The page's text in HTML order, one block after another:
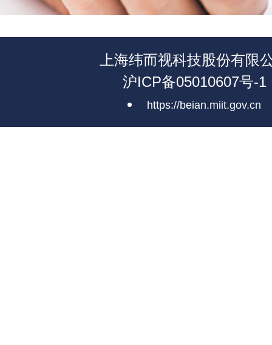
上海纬而视科技股份有限
沪ICP备05010607号-1
https://beian.miit.gov.cn